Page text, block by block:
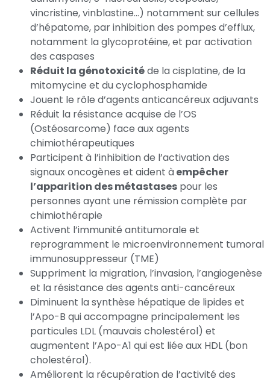
vincristine, vinblastine…) notamment sur cellules
d’hépatome, par inhibition des pompes d’efflux,
notamment la glycoprotéine, et par activation
des caspases
Réduit la génotoxicitéde la cisplatine, de la
mitomycine et du cyclophosphamide
Jouent le rôle d’agents anticancéreux adjuvants
Réduit la résistance acquise de l’OS
(Ostéosarcome) face aux agents
chimiothérapeutiques
Participent à l’inhibition de l’activation des
signaux oncogènes et aident àempêcher
l’apparition des métastases pour les
personnes ayant une rémission complète par
chimiothérapie
Activent l’immunité antitumorale et
reprogramment le microenvironnement tumoral
immunosuppresseur (TME)
Suppriment la migration, l’invasion, l’angiogenèse
et la résistance des agents anti-cancéreux
Diminuent la synthèse hépatique de lipides et
l’Apo-B qui accompagne principalement les
particules LDL (mauvais cholestérol) et
augmentent l’Apo-A1 qui est liée aux HDL (bon
cholestérol).
Améliorent la récupération de l’activité des